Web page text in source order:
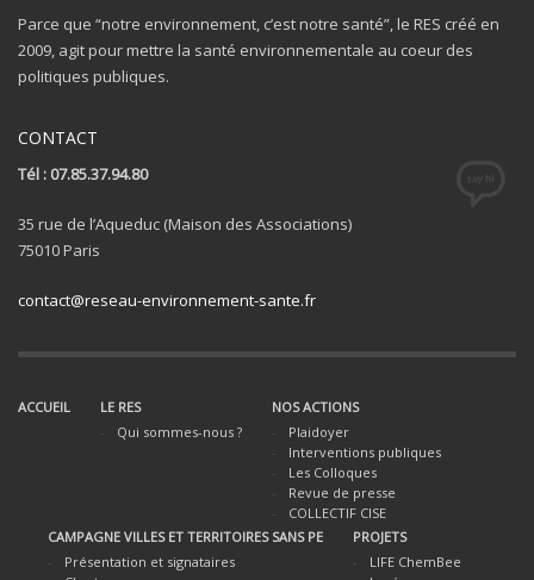
Parce que “notre environnement, c’est notre santé”, le RES créé en
2009, agit pour mettre la santé environnementale au coeur des
politiques publiques.
CONTACT
Tél : 07.85.37.94.80
35 rue de l’Aqueduc (Maison des Associations)
75010 Paris
contact@reseau-environnement-sante.fr
ACCUEIL
LE RES
Qui sommes-nous ?
NOS ACTIONS
Plaidoyer
Interventions publiques
Les Colloques
Revue de presse
COLLECTIF CISE
CAMPAGNE VILLES ET TERRITOIRES SANS PE
Présentation et signataires
PROJETS
LIFE ChemBee